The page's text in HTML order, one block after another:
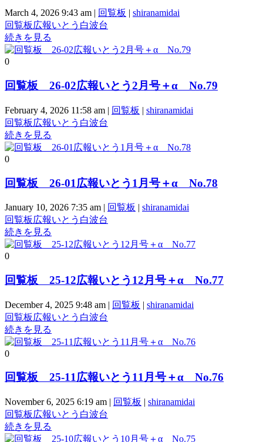
March 4, 2026 9:43 am | 回覧板 | shiranamidai
回覧板広報いとう 白波台
続きを見る
0
回覧板 26-02広報いとう2月号＋α No.79
February 4, 2026 11:58 am | 回覧板 | shiranamidai
回覧板 広報いとう 白波台
続きを見る
0
回覧板 26-01広報いとう1月号＋α No.78
January 10, 2026 7:35 am | 回覧板 | shiranamidai
回覧板 広報いとう 白波台
続きを見る
0
回覧板 25-12広報いとう12月号＋α No.77
December 4, 2025 9:48 am | 回覧板 | shiranamidai
回覧板 広報いとう 白波台
続きを見る
0
回覧板 25-11広報いとう11月号＋α No.76
November 6, 2025 6:19 am | 回覧板 | shiranamidai
回覧板 広報いとう 白波台
続きを見る